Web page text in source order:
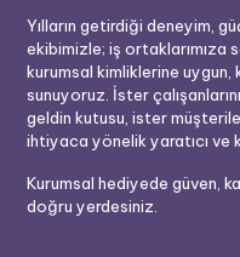
Yılların getirdiği deneyim,
ekibimizle; iş ortaklarımıza
kurumsal kimliklerine uygun,
sunuyoruz. İster
geldin kutusu, ister
ihtiyaca yönelik yaratıcı ve
Kurumsal hediyede güven,
doğru yerdesiniz.